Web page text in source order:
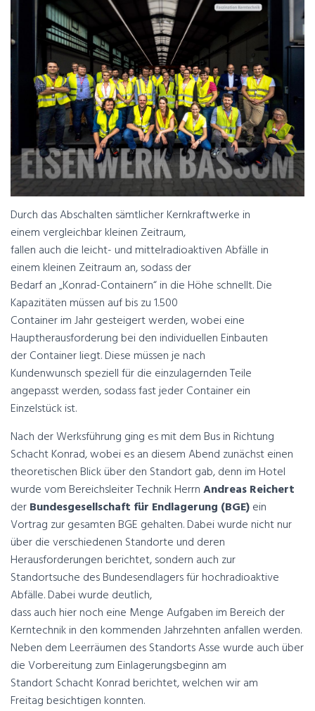
Durch das Abschalten sämtlicher Kernkraftwerke in
einem vergleichbar kleinen Zeitraum,
fallen auch die leicht- und mittelradioaktiven Abfälle in
einem kleinen Zeitraum an, sodass der
Bedarf an „Konrad-Containern“ in die Höhe schnellt. Die
Kapazitäten müssen auf bis zu 1.500
Container im Jahr gesteigert werden, wobei eine
Hauptherausforderung bei den individuellen Einbauten
der Container liegt. Diese müssen je nach
Kundenwunsch speziell für die einzulagernden Teile
angepasst werden, sodass fast jeder Container ein
Einzelstück ist.
Nach der Werksführung ging es mit dem Bus in Richtung
Schacht Konrad, wobei es an diesem Abend zunächst einen
theoretischen Blick über den Standort gab, denn im Hotel
wurde vom Bereichsleiter Technik HerrnAndreas Reichert
derBundesgesellschaft für Endlagerung (BGE)ein
Vortrag zur gesamten BGE gehalten. Dabei wurde nicht nur
über die verschiedenen Standorte und deren
Herausforderungen berichtet, sondern auch zur
Standortsuche des Bundesendlagers für hochradioaktive
Abfälle. Dabei wurde deutlich,
dass auch hier noch eine Menge Aufgaben im Bereich der
Kerntechnik in den kommenden Jahrzehnten anfallen werden.
Neben dem Leerräumen des Standorts Asse wurde auch über
die Vorbereitung zum Einlagerungsbeginn am
Standort Schacht Konrad berichtet, welchen wir am
Freitag besichtigen konnten.